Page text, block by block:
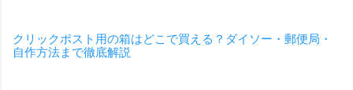
クリックポスト用の箱はどこで買える？ダイソー・郵便局・
自作方法まで徹底解説